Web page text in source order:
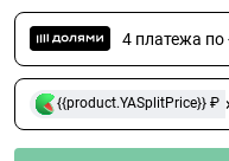
4 платежа
{{product.YASplitPrice}} ₽